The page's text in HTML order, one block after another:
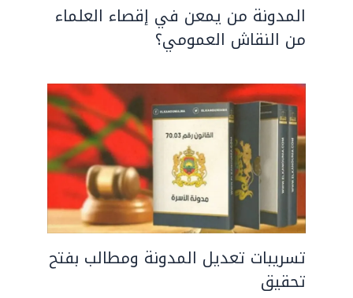
المدونة من يمعن في إقصاء العلماء
من النقاش العمومي؟
تسريبات تعديل المدونة ومطالب بفتح
تحقيق